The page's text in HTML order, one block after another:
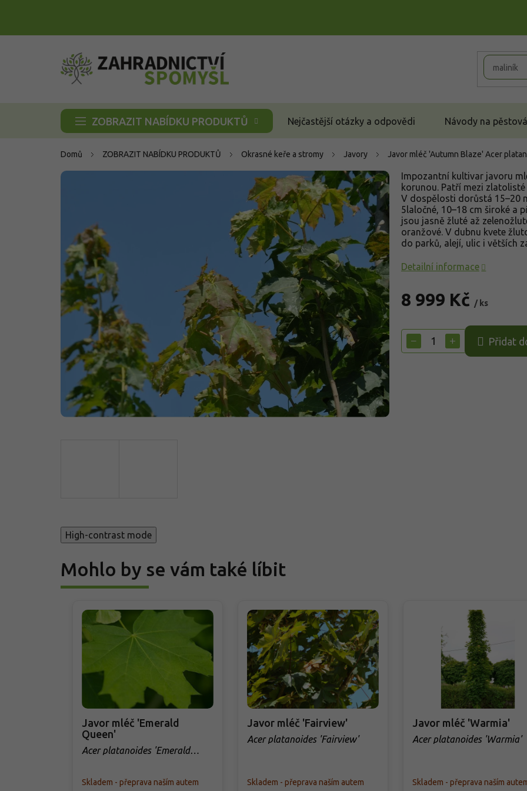
ZOBRAZIT NABÍDKU PRODUKTŮ Nejčastější otázky a odpovědi Návody na
Domů ZOBRAZIT NABÍDKU PRODUKTŮ Okrasné keře a stromy Javory Javor mléč 'Autumn Blaze' Acer
8 999 Kč / ks
cena:
+
− Přidat
Impozantní kultivar javoru
korunou. Patří mezi
V dospělosti dorůstá 15–20
5laločné, 10–18 cm široké a
jsou jasně žluté až
oranžové. V dubnu kvete
do parků, alejí, ulic i větších
Detailní informace
High-contrast mode
Mohlo by se vám také líbit
Javor mléč 'Emerald
Queen'
Acer platanoides 'Emerald
Skladem - přeprava naším autem
Javor mléč 'Fairview'
Acer platanoides 'Fairview'
Skladem - přeprava naším autem
Javor mléč 'Warmia'
Acer platanoides 'Warmia'
Skladem - přeprava naším